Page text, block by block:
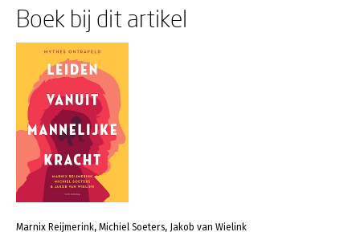
Boek bij dit artikel
Marnix Reijmerink, Michiel Soeters, Jakob van Wielink